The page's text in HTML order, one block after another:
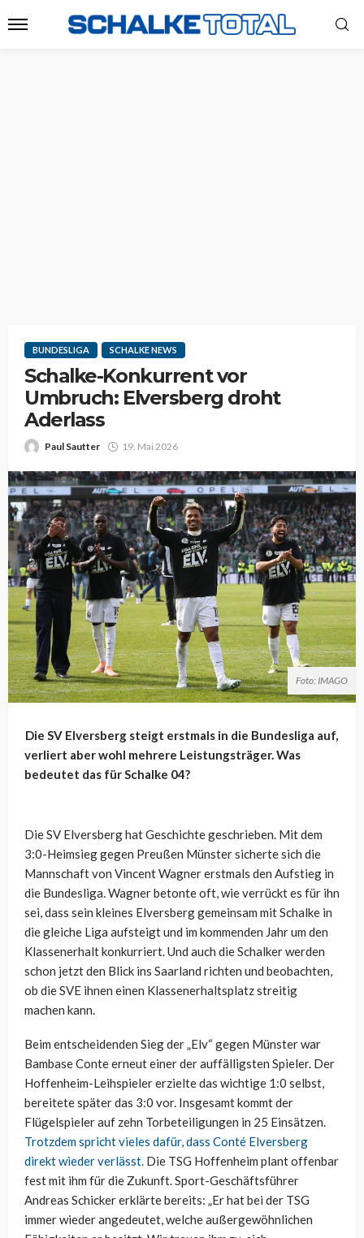
BUNDESLIGA SCHALKE NEWS
Schalke-Konkurrent vor
Umbruch: Elversberg droht
Aderlass
Paul Sautter 19. Mai 2026
Foto: IMAGO
Die SV Elversberg steigt erstmals in die Bundesliga auf,
verliert aber wohl mehrere Leistungsträger. Was
bedeutet das für Schalke 04?
Die SV Elversberg hat Geschichte geschrieben. Mit dem
3:0-Heimsieg gegen Preußen Münster sicherte sich die
Mannschaft von Vincent Wagner erstmals den Aufstieg in
die Bundesliga. Wagner betonte oft, wie verrückt es für ihn
sei, dass sein kleines Elversberg gemeinsam mit Schalke in
die gleiche Liga aufsteigt und im kommenden Jahr um den
Klassenerhalt konkurriert. Und auch die Schalker werden
schon jetzt den Blick ins Saarland richten und beobachten,
ob die SVE ihnen einen Klassenerhaltsplatz streitig
machen kann.
Beim entscheidenden Sieg der „Elv“ gegen Münster war
Bambase Conte erneut einer der auffälligsten Spieler. Der
Hoffenheim-Leihspieler erzielte das wichtige 1:0 selbst,
bereitete später das 3:0 vor. Insgesamt kommt der
Flügelspieler auf zehn Torbeteiligungen in 25 Einsätzen.
Trotzdem spricht vieles dafür, dass Conté Elversberg
direkt wieder verlässt. Die TSG Hoffenheim plant offenbar
fest mit ihm für die Zukunft. Sport-Geschäftsführer
Andreas Schicker erklärte bereits: „Er hat bei der TSG
immer wieder angedeutet, welche außergewöhnlichen